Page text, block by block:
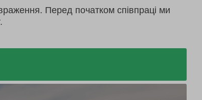
Перед початком співпраці ми